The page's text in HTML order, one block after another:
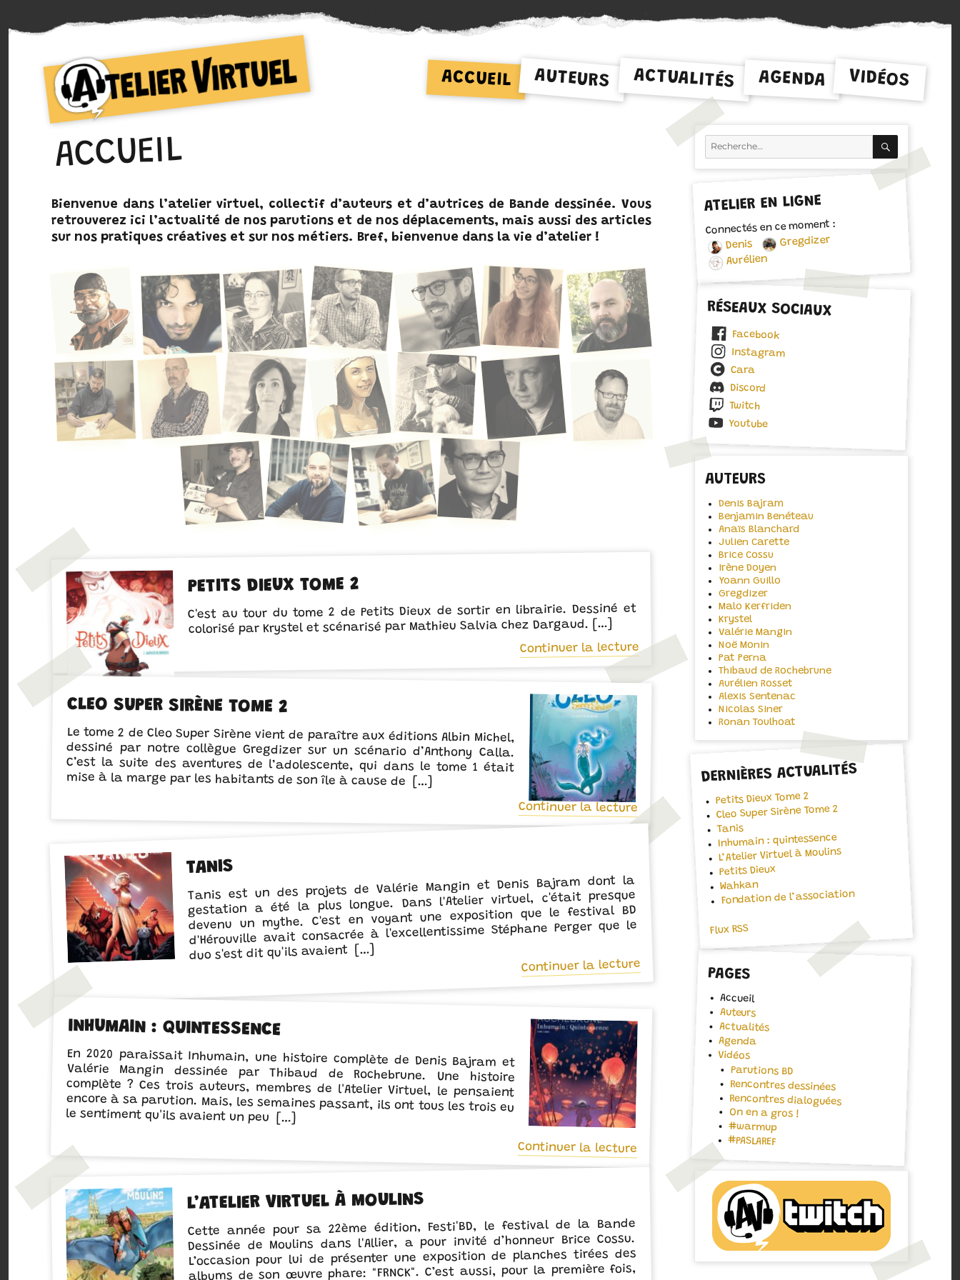
Atelier Virtuel
Collectif d'auteurs de Bande dessinée
ACCUEIL AUTEURS ACTUALITÉS AGENDA VIDÉOS
ACCUEIL
Bienvenue dans l’atelier virtuel, collectif d’auteurs et d’autrices de Bande dessinée. Vous
retrouverez ici l’actualité de nos parutions et de nos déplacements, mais aussi des articles
sur nos pratiques créatives et sur nos métiers. Bref, bienvenue dans la vie d’atelier !
PETITS DIEUX TOME 2
C'est au tour du tome 2 de Petits Dieux de sortir en librairie. Dessiné et
colorisé par Krystel et scénarisé par Mathieu Salvia chez Dargaud. […]
Continuer la lecture
CLEO SUPER SIRÈNE TOME 2
Le tome 2 de Cleo Super Sirène vient de paraître aux éditions Albin Michel,
dessiné par notre collègue Gregdizer sur un scénario d’Anthony Calla.
C’est la suite des aventures de l’adolescente, qui dans le tome 1 était
mise à la marge par les habitants de son île à cause de […]
Continuer la lecture
TANIS
Tanis est un des projets de Valérie Mangin et Denis Bajram dont la
gestation a été la plus longue. Dans l'Atelier virtuel, c'était presque
devenu un mythe. C'est en voyant une exposition que le festival BD
d'Hérouville avait consacrée à l'excellentissime Stéphane Perger que le
duo s'est dit qu'ils avaient […]
Continuer la lecture
INHUMAIN : QUINTESSENCE
En 2020 paraissait Inhumain, une histoire complète de Denis Bajram et
Valérie Mangin dessinée par Thibaud de Rochebrune. Une histoire
complète ? Ces trois auteurs, membres de l'Atelier Virtuel, le pensaient
encore à sa parution. Mais, les semaines passant, ils ont tous les trois eu
le sentiment qu'ils avaient un peu […]
Continuer la lecture
L’ATELIER VIRTUEL À MOULINS
Cette année pour sa 22ème édition, Festi'BD, le festival de la Bande
Dessinée de Moulins dans l'Allier, a pour invité d’honneur Brice Cossu.
L’occasion pour lui de présenter une exposition de planches tirées des
albums de son œuvre phare: "FRNCK". C’est aussi, pour la première fois,
Recherche
ATELIER EN LIGNE
Connectés en ce moment :
Denis Gregdizer
Aurélien
RÉSEAUX SOCIAUX
Facebook
Instagram
Cara
Discord
Twitch
Youtube
AUTEURS
Denis Bajram
Benjamin Benéteau
Anaïs Blanchard
Julien Carette
Brice Cossu
Irène Doyen
Yoann Guillo
Gregdizer
Malo Kerfriden
Krystel
Valérie Mangin
Noë Monin
Pat Perna
Thibaud de Rochebrune
Aurélien Rosset
Alexis Sentenac
Nicolas Siner
Ronan Toulhoat
DERNIÈRES ACTUALITÉS
Petits Dieux Tome 2
Cleo Super Sirène Tome 2
Tanis
Inhumain : quintessence
L’Atelier Virtuel à Moulins
Petits Dieux
Wahkan
Fondation de l’association
Flux RSS
PAGES
Accueil
Auteurs
Actualités
Agenda
Vidéos
Parutions BD
Rencontres dessinées
Rencontres dialoguées
On en a gros !
#warmup
#PASLAREF